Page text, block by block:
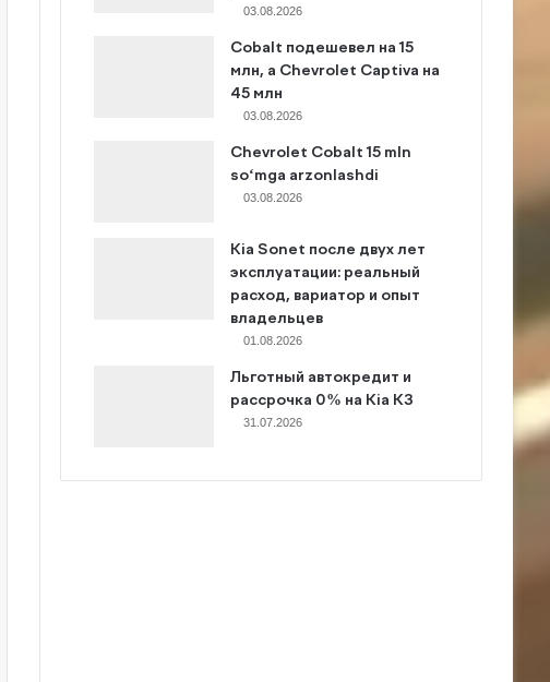
03.08.2026
Cobalt подешевел на 15
млн, а Chevrolet Captiva на
45 млн
03.08.2026
Chevrolet Cobalt 15 mln
so‘mga arzonlashdi
03.08.2026
Kia Sonet после двух лет
эксплуатации: реальный
расход, вариатор и опыт
владельцев
01.08.2026
Льготный автокредит и
рассрочка 0% на Kia K3
31.07.2026